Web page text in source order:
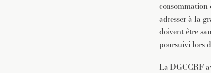
consommation
adresser à la
doivent être
poursuivi lors
La DGCCRF